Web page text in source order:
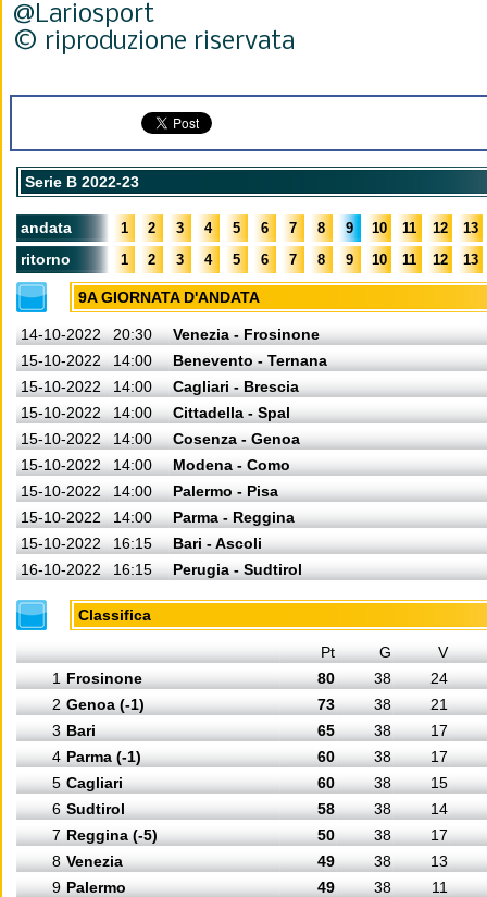
@Lariosport
© riproduzione riservata
Serie B 2022-23
andata 1 2 3 4 5 6 7 8 9 10 11 12 13
ritorno 1 2 3 4 5 6 7 8 9 10 11 12 13
9A GIORNATA D'ANDATA
14-10-2022 20:30
Venezia - Frosinone
15-10-2022
14:00
Benevento - Ternana
15-10-2022
14:00
Cagliari - Brescia
15-10-2022
14:00
Cittadella - Spal
15-10-2022
14:00
Cosenza - Genoa
15-10-2022
14:00
Modena - Como
15-10-2022
14:00
Palermo - Pisa
15-10-2022
14:00
Parma - Reggina
15-10-2022
16:15
Bari - Ascoli
16-10-2022
16:15 Perugia - Sudtirol
Classifica
Pt G
V
1 Frosinone 80 38
24
2 Genoa (-1) 73 38
21
3 Bari 65 38
17
4 Parma (-1) 60 38
17
5 Cagliari 60 38
15
6 Sudtirol 58 38
14
7 Reggina (-5) 50 38
17
8 Venezia 49 38
13
9 Palermo 49 38
11